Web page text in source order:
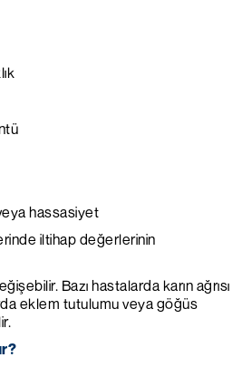
hassasiyet
iltihap değerlerinin
Bazı hastalarda karın ağrısı
eklem tutulumu veya göğüs